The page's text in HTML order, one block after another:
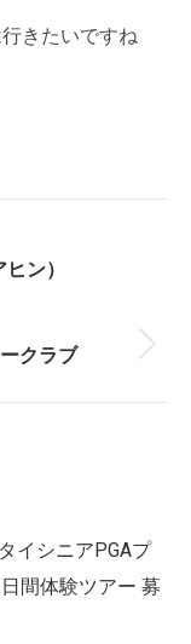
きたいですね
ン）
クラブ
イシニアPGAプ
間体験ツアー 募